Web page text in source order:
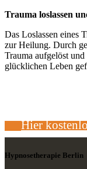
Trauma loslassen
Das Loslassen eines
zur Heilung. Durch
Trauma aufgelöst
glücklichen Leben
Hier
Hypnosetherapie Berlin